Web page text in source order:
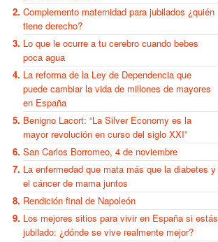
Complemento maternidad para jubilados ¿quién
tiene derecho?
Lo que le ocurre a tu cerebro cuando bebes
poca agua
La reforma de la Ley de Dependencia que
puede cambiar la vida de millones de mayores
en España
Benigno Lacort: “La Silver Economy es la
mayor revolución en curso del siglo XXI”
San Carlos Borromeo, 4 de noviembre
La enfermedad que mata más que la diabetes y
el cáncer de mama juntos
Rendición final de Napoleón
Los mejores sitios para vivir en España si estás
jubilado: ¿dónde se vive realmente mejor?